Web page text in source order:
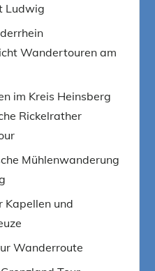
Ludwig
Wandertouren am
im Kreis Heinsberg
Rickelrather
Mühlenwanderung
Kapellen und
Wanderroute